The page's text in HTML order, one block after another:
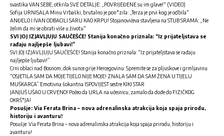
svastika VAN SEBE, otkrila SVE DETALJE: „POVRIJEĐENE su im glave!“ (VIDEO)
Sofija URNISALA Minu Vrbaški, brutalno je pon*zila: „Terza je prvi kog je odbila“
ANĐELO I IVAN ODBACILI SARU KAO KRPU! Stojanovićeva stavljena na STUB SRAMA: „Ne
želim da mi se obrati više u životu“
SVI JOJ IZJAVLJUJU SAUČEŠĆE! Stanija konačno priznala: “Iz prijateljstava se
rađaju najljepše ljubavi!”
SVI JOJ IZJAVLJUJU SAUČEŠĆE! Stanija konačno priznala: “Iz prijateljstava se rađaju
najljepše ljubavi!”
Crni oblaci nad Bosnom, dok sunce grije Hercegovinu: Spremite se za pljuskove i grmljavinu
“OSJETILA SAM DA MOJE TIJELO NIJE MOJE! ZNALA SAM DA SAM ŽENA U TIJELU
MUŠKARCA” Emotivna šokantna ISPOVIJEST sestre KIKI STAR
JANJUŠ UŠAO U CRVENO! Počeo da URLA na učesnicu, zamalo da dođe do FIZIČKOG
OKRŠ*JA!
Posušje: Via Ferata Brina – nova adrenalinska atrakcija koja spaja prirodu,
historiju i avanturu!
Posušje: Via Ferata Brina – nova adrenalinska atrakcija koja spaja prirodu, historiju i
avanturu!